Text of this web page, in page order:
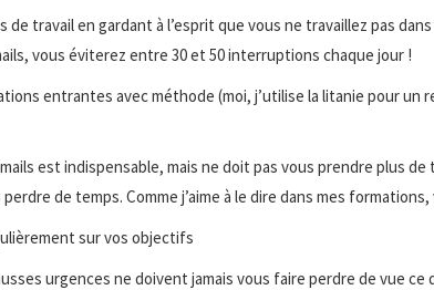
travail en gardant à l’esprit que vous ne travaillez pas
vous éviterez entre 30 et 50 interruptions chaque jour !
entrantes avec méthode (moi, j’utilise la litanie pour un
est indispensable, mais ne doit pas vous prendre plus
de temps. Comme j’aime à le dire dans mes
sur vos objectifs
urgences ne doivent jamais vous faire perdre de vue